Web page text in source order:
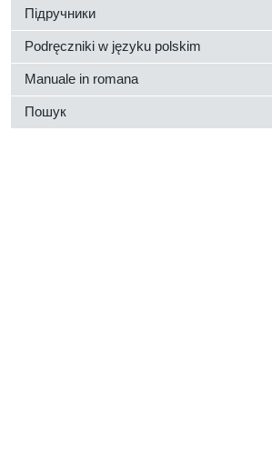
Підручники
Podręczniki w języku polskim
Manuale in romana
Пошук